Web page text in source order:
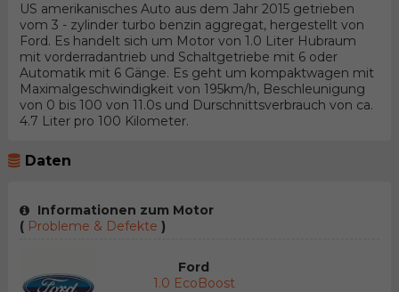
US amerikanisches Auto aus dem Jahr 2015 getrieben
vom 3 - zylinder turbo benzin aggregat, hergestellt von
Ford. Es handelt sich um Motor von 1.0 Liter Hubraum
mit vorderradantrieb und Schaltgetriebe mit 6 oder
Automatik mit 6 Gänge. Es geht um kompaktwagen mit
Maximalgeschwindigkeit von 195km/h, Beschleunigung
von 0 bis 100 von 11.0s und Durschnittsverbrauch von ca.
4.7 Liter pro 100 Kilometer.
Daten
Informationen zum Motor
(Probleme & Defekte )
Ford
1.0 EcoBoost